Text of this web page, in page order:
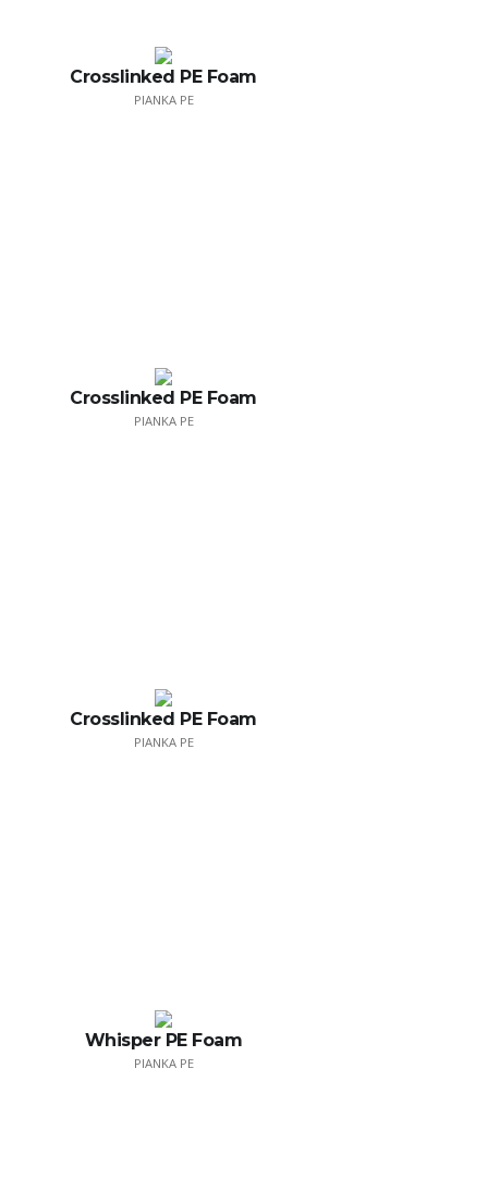
Crosslinked PE Foam
PIANKA PE
Crosslinked PE Foam
PIANKA PE
Crosslinked PE Foam
PIANKA PE
Whisper PE Foam
PIANKA PE